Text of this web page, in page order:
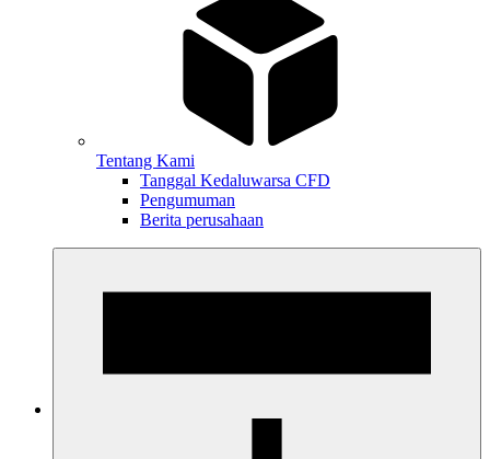
Tentang Kami
Tanggal Kedaluwarsa CFD
Pengumuman
Berita perusahaan